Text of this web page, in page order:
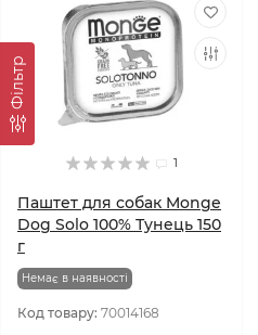
Фiльтр
1
Паштет для собак Monge
Dog Solo 100% Тунeць 150
г
Немає в наявності
Код товару: 70014168